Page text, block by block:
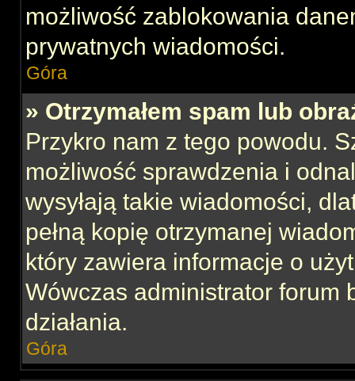
możliwość zablokowania
prywatnych wiadomości.
Góra
» Otrzymałem spam lub
Przykro nam z tego powodu.
możliwość sprawdzenia i
wysyłają takie wiadomości,
pełną kopię otrzymanej
który zawiera informacje o
Wówczas administrator forum
działania.
Góra